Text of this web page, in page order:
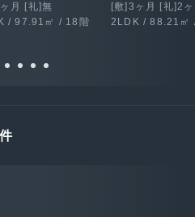
月 [礼]無
/ 97.91㎡ / 18階
[敷]3ヶ月 [礼]2
2LDK / 88.21㎡